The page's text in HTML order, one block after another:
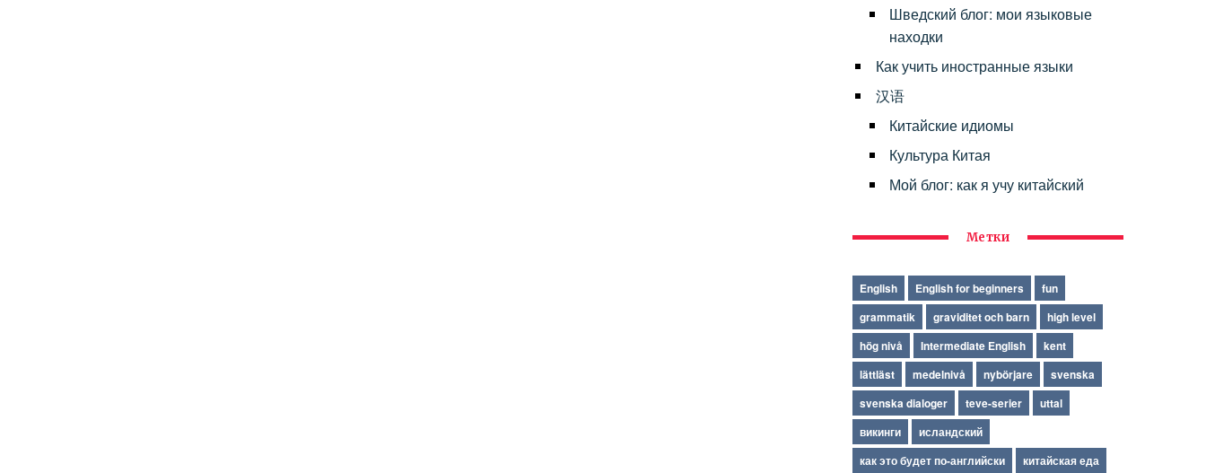
Шведский блог: мои языковые
находки
Как учить иностранные языки
汉语
Китайские идиомы
Культура Китая
Мой блог: как я учу китайский
Метки
English English for beginners
fun
grammatik
graviditet och barn
high level
hög nivå
Intermediate English
kent
lättläst
medelnivå nybörjare
svenska
svenska dialoger
teve-serier
uttal
викинги
исландский
как это будет по-английски
китайская еда